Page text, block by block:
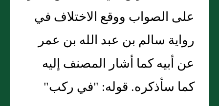
على الصواب ووقع الاختلاف في
رواية سالم بن عبد الله بن عمر
عن أبيه كما أشار المصنف إليه
كما سأذكره. قوله: "في ركب"